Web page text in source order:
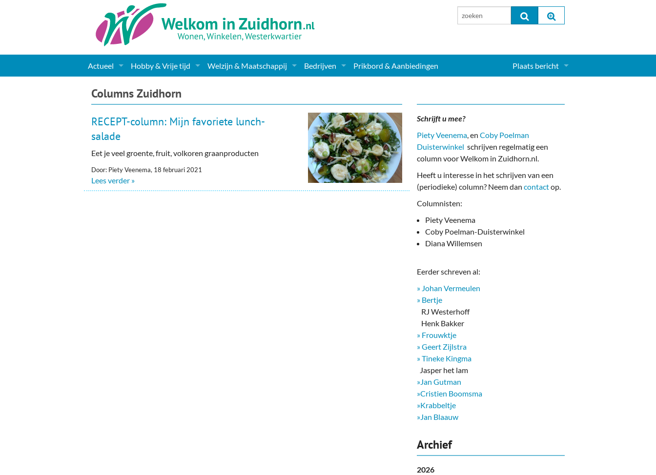
Actueel
Nieuws
Gemeente informatie
Woningaanbod
Columns & Redactioneel
Foto-pagina
Hobby & Vrije tijd
Sport
Muziek
Toerisme & Musea
Welzijn & Maatschappij
Kinderopvang
Bedrijven
Verzorging
Dieren & Tuin
Horeca & Uitgaan
Prikbord & Aanbiedingen Plaats bericht
Columns Zuidhorn
RECEPT-column: Mijn favoriete lunch-
salade
Eet je veel groente, fruit, volkoren graanproducten
Door: Piety Veenema, 18 februari 2021
Lees verder »
Schrijft u mee?
Piety Veenema, en Coby Poelman
Duisterwinkel schrijven regelmatig een
column voor Welkom in Zuidhorn.nl.
Heeft u interesse in het schrijven van een
(periodieke) column? Neem dan contactop.
Columnisten:
Piety Veenema
Coby Poelman-Duisterwinkel
Diana Willemsen
Eerder schreven al:
» Johan Vermeulen
» Bertje
RJ Westerhoff
Henk Bakker
» Frouwktje
» Geert Zijlstra
» Tineke Kingma
​ Jasper het lam
»Jan Gutman
»Cristien Boomsma
»Krabbeltje
»Jan Blaauw
Archief
2026